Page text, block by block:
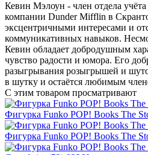
Кевин Мэлоун - член отдела
компании Dunder Mifflin в
эксцентричными интересами и
коммуникативных навыков.
Кевин обладает добродушным
чувство радости и юмора. Его
разыгрывания розыгрышей и
в шутку и остаётся любимым
С этим товаром просматривают
Фигурка Funko POP! Books The
Фигурка Funko POP! Books The